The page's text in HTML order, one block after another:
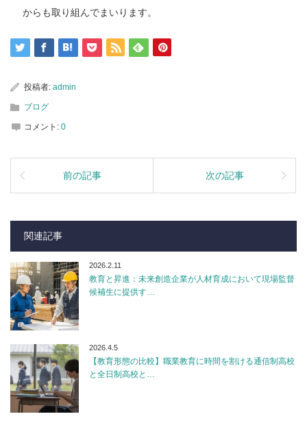
からも取り組んでまいります。
投稿者: admin
ブログ
コメント: 0
前の記事 次の記事
関連記事
2026.2.11
教育と昇進：未来創造企業が人材育成において現場監督
候補生に提供す…
2026.4.5
【教育形態の比較】職業教育に時間を割ける通信制高校
と全日制高校と…